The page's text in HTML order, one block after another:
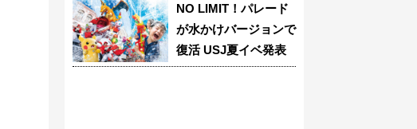
NO LIMIT！パレード
が水かけバージョンで
復活 USJ夏イベ発表